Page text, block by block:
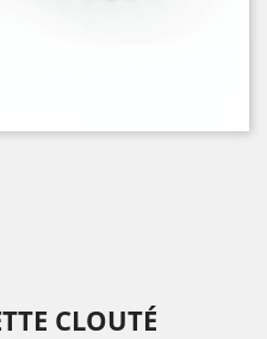
CLOUTÉ